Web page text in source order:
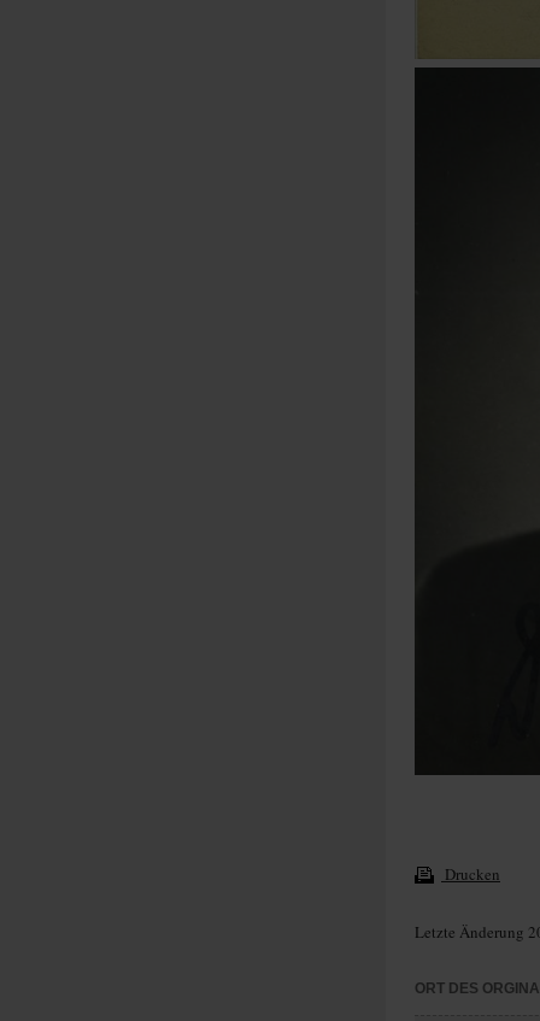
Drucken
Letzte Änderung
ORT DES